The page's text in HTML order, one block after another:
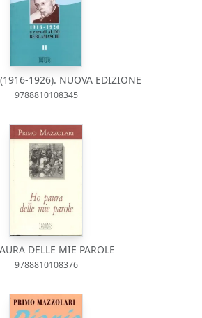
1926). NUOVA EDIZIONE
9788810108345
DELLE MIE PAROLE
9788810108376